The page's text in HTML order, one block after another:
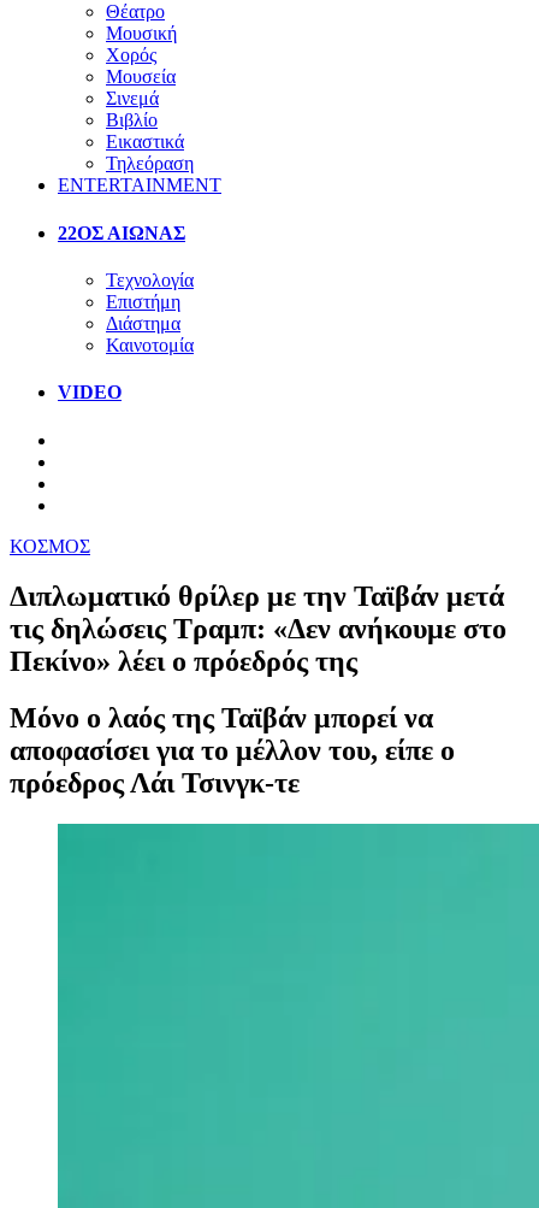
Θέατρο
Μουσική
Χορός
Μουσεία
Σινεμά
Βιβλίο
Εικαστικά
Τηλεόραση
ENTERTAINMENT
22ΟΣ ΑΙΩΝΑΣ
Τεχνολογία
Επιστήμη
Διάστημα
Καινοτομία
VIDEO
ΚΟΣΜΟΣ
Διπλωματικό θρίλερ με την Ταϊβάν μετά
τις δηλώσεις Τραμπ: «Δεν ανήκουμε στο
Πεκίνο» λέει ο πρόεδρός της
Μόνο ο λαός της Ταϊβάν μπορεί να
αποφασίσει για το μέλλον του, είπε ο
πρόεδρος Λάι Τσινγκ-τε